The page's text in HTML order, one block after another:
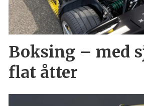
Boksing – med
flat åtter